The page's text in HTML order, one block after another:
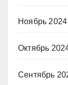
Ноябрь 2024
Октябрь
Сентябрь